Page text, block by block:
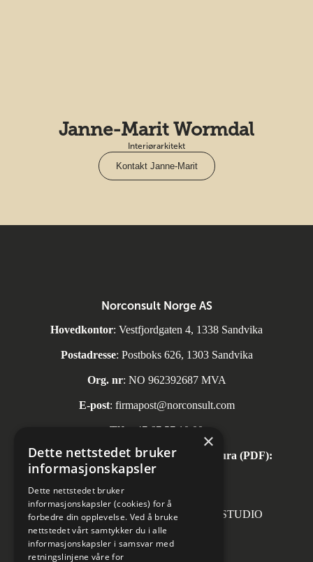
Janne-Marit Wormdal
Interiørarkitekt
Kontakt Janne-Marit
Norconsult Norge AS
Hovedkontor: Vestfjordgaten 4, 1338 Sandvika
Postadresse: Postboks 626, 1303 Sandvika
Org. nr: NO 962392687 MVA
E-post: firmapost@norconsult.com
Tlf: +47 67 57 10 00
Automatisk mottak av inngående faktura (PDF):
invoice.no@norconsult.com
Forsidefoto: RASMUS HJORTSHOJ STUDIO
×
Dette nettstedet bruker
informasjonskapsler
Dette nettstedet bruker
informasjonskapsler (cookies) for å
forbedre din opplevelse. Ved å bruke
nettstedet vårt samtykker du i alle
informasjonskapsler i samsvar med
retningslinjene våre for